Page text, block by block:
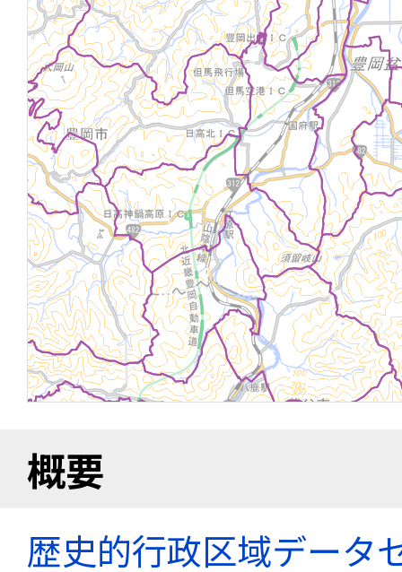
概要
歴史的行政区域データ